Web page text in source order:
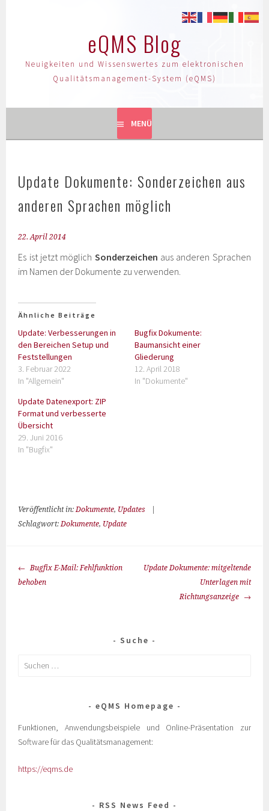
eQMS Blog
Neuigkeiten und Wissenswertes zum elektronischen
Qualitätsmanagement-System (eQMS)
MENÜ
Update Dokumente: Sonderzeichen aus
anderen Sprachen möglich
22. April 2014
Es ist jetzt möglich Sonderzeichen aus anderen Sprachen
im Namen der Dokumente zu verwenden.
Ähnliche Beiträge
Update: Verbesserungen in
den Bereichen Setup und
Feststellungen
3. Februar 2022
In "Allgemein"
Bugfix Dokumente:
Baumansicht einer
Gliederung
12. April 2018
In "Dokumente"
Update Datenexport: ZIP
Format und verbesserte
Übersicht
29. Juni 2016
In "Bugfix"
Veröffentlicht in:Dokumente, Updates
Schlagwort:Dokumente, Update
Bugfix E-Mail: Fehlfunktion
behoben
Update Dokumente: mitgeltende
Unterlagen mit
Richtungsanzeige
Suche
eQMS Homepage
Funktionen, Anwendungsbeispiele und Online-Präsentation zur
Software für das Qualitätsmanagement:
https://eqms.de
RSS News Feed